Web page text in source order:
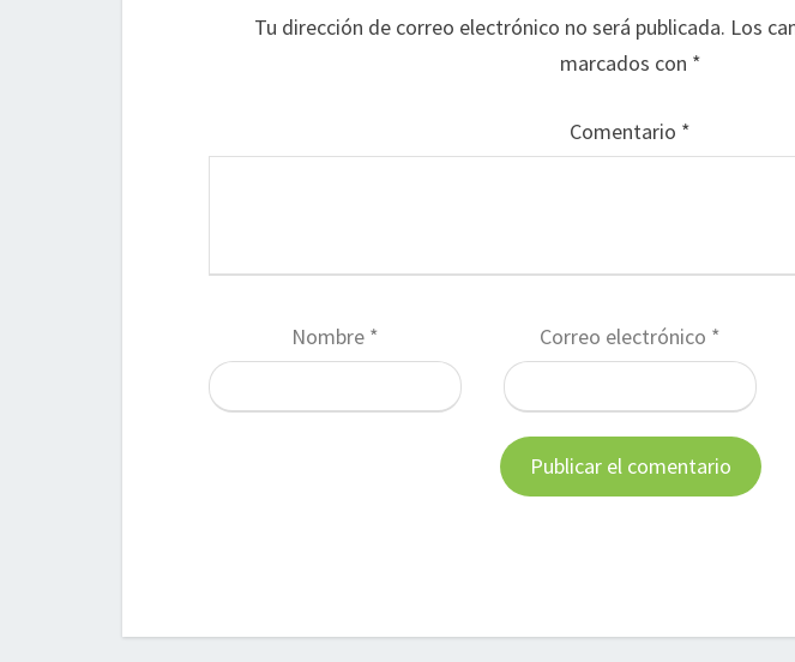
Tu dirección de correo electrónico no será publicada. Los
marcados con *
Comentario *
Nombre * Correo electrónico *